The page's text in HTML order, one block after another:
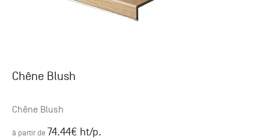
Chêne Blush
Chêne Blush
à partir de 74.44€ ht/p.